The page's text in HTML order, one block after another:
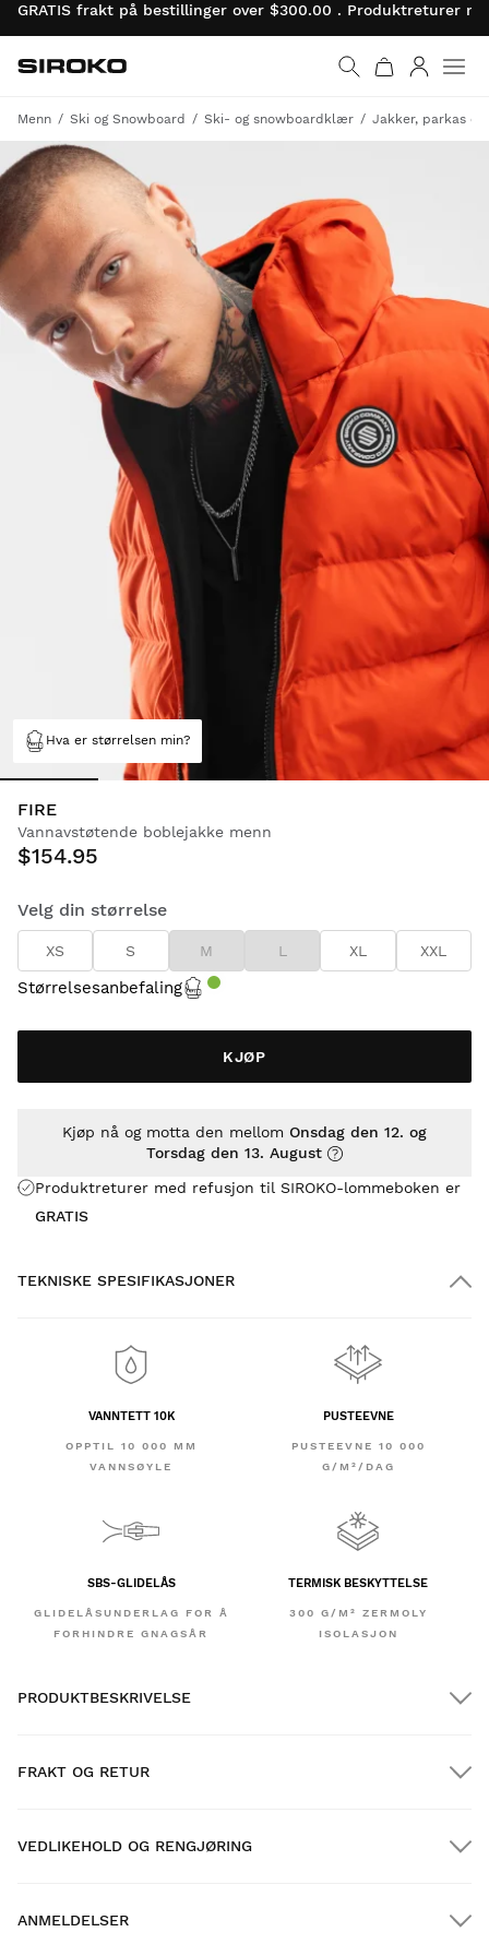
GRATIS frakt på bestillinger over $300.00 . Produktreturer
Gå til startsiden
Siroko.com
Menn Ski og Snowboard Ski- og snowboardklær Jakker, parkas
Hva er størrelsen min?
FIRE
Vannavstøtende boblejakke menn
$154.95
Velg din størrelse
XS S M L XL XXL
Størrelsesanbefaling
KJØP
Produktreturer med refusjon til SIROKO-lommeboken er
GRATIS
Kjøp nå og motta den mellom Onsdag den 12. og
Torsdag den 13. August
TEKNISKE SPESIFIKASJONER
VANNTETT 10K
OPPTIL 10 000 MM
VANNSØYLE
PUSTEEVNE
PUSTEEVNE 10 000
G/M²/DAG
SBS-GLIDELÅS
GLIDELÅSUNDERLAG FOR Å
FORHINDRE GNAGSÅR
TERMISK BESKYTTELSE
300 G/M² ZERMOLY
ISOLASJON
PRODUKTBESKRIVELSE
FRAKT OG RETUR
Hjemlevering over $300.00
VEDLIKEHOLD OG RENGJØRING
ANMELDELSER